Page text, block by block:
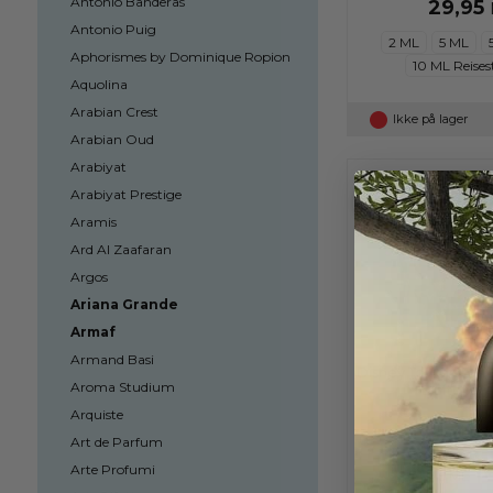
Antonio Puig
Aphorismes by Dominique Ropion
Aquolina
Arabian Crest
Arabian Oud
Arabiyat
Arabiyat Prestige
Aramis
Ard Al Zaafaran
Argos
Ariana Grande
Armaf
Armand Basi
Aroma Studium
Arquiste
Art de Parfum
Arte Profumi
29,95
2 ML 5 ML
10 ML
Ikke på lager
Disney Toy Story -
Duftprøve
29,95
5 ML